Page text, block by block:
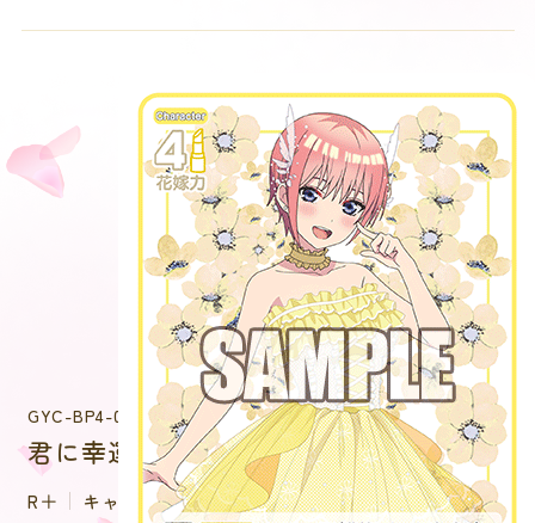
GYC-BP4-002P
君に幸運を 中野 一花
R＋ キャラクター